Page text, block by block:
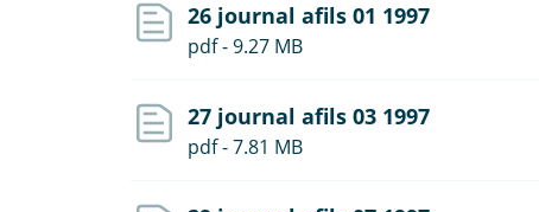
26 journal afils 01 1997
pdf - 9.27 MB
27 journal afils 03 1997
pdf - 7.81 MB